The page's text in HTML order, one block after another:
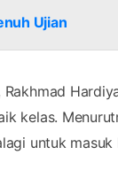
Ujian
kelas.
untuk